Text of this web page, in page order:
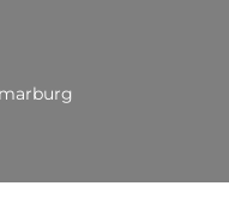
marburg